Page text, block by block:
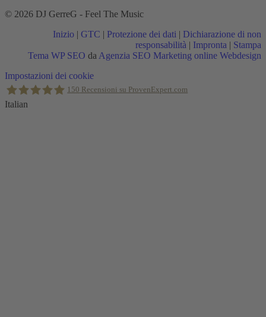
© 2026 DJ GerreG - Feel The Music
Inizio | GTC | Protezione dei dati | Dichiarazione di non
responsabilità | Impronta | Stampa
Tema WP SEO daAgenzia SEO Marketing online Webdesign
Torna
in
alto
Impostazioni dei cookie
150 Recensioni su ProvenExpert.com
Italian